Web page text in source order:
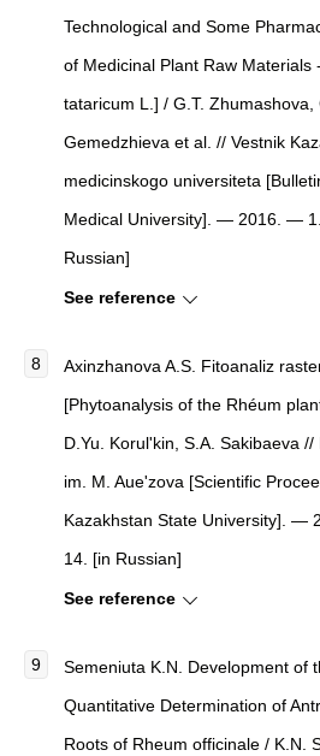
Technological and Some
of Medicinal Plant Raw Materials
tataricum L. ] / G.T. Zhumashova,
Gemedzhieva et al. // Vestnik
medicinskogo universiteta [
Medical University] . — 2016. —
Russian]
See reference
Axinzhanova A.S. Fitoanaliz
[Phytoanalysis of the Rhéum
D.Yu. Korul'kin, S.A. Sakibaeva //
im. M. Aue'zova [Scientific
Kazakhstan State University] . —
14. [in Russian]
See reference
Semeniuta K.N. Development of
Quantitative Determination of
Roots of Rheum officinale / K.N.